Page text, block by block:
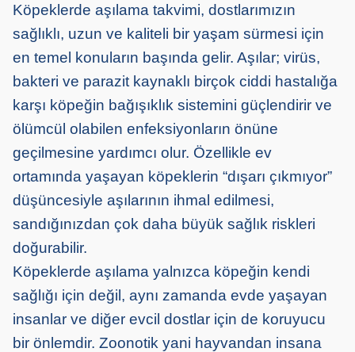
Köpeklerde aşılama takvimi, dostlarımızın
sağlıklı, uzun ve kaliteli bir yaşam sürmesi için
en temel konuların başında gelir. Aşılar; virüs,
bakteri ve parazit kaynaklı birçok ciddi hastalığa
karşı köpeğin bağışıklık sistemini güçlendirir ve
ölümcül olabilen enfeksiyonların önüne
geçilmesine yardımcı olur. Özellikle ev
ortamında yaşayan köpeklerin “dışarı çıkmıyor”
düşüncesiyle aşılarının ihmal edilmesi,
sandığınızdan çok daha büyük sağlık riskleri
doğurabilir.
Köpeklerde aşılama yalnızca köpeğin kendi
sağlığı için değil, aynı zamanda evde yaşayan
insanlar ve diğer evcil dostlar için de koruyucu
bir önlemdir. Zoonotik yani hayvandan insana